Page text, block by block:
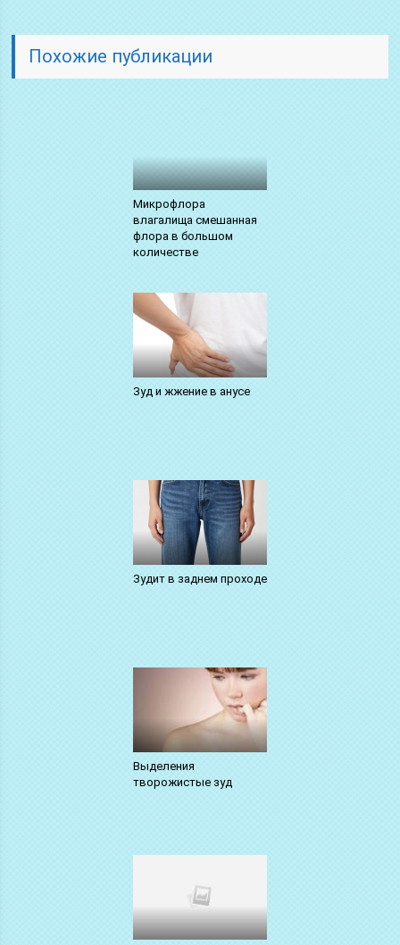
Похожие публикации
Микрофлора
влагалища смешанная
флора в большом
количестве
Зуд и жжение в анусе
Зудит в заднем проходе
Выделения
творожистые зуд